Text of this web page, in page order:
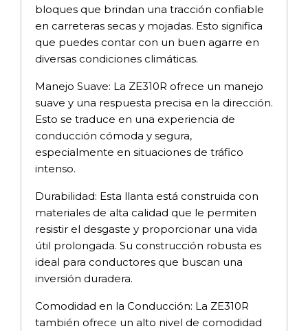
bloques que brindan una tracción confiable
en carreteras secas y mojadas. Esto significa
que puedes contar con un buen agarre en
diversas condiciones climáticas.
Manejo Suave: La ZE310R ofrece un manejo
suave y una respuesta precisa en la dirección.
Esto se traduce en una experiencia de
conducción cómoda y segura,
especialmente en situaciones de tráfico
intenso.
Durabilidad: Esta llanta está construida con
materiales de alta calidad que le permiten
resistir el desgaste y proporcionar una vida
útil prolongada. Su construcción robusta es
ideal para conductores que buscan una
inversión duradera.
Comodidad en la Conducción: La ZE310R
también ofrece un alto nivel de comodidad